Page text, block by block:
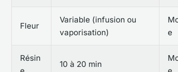
Fleur
Variable (infusion ou
vaporisation)
e
Résin
10 à 20 min